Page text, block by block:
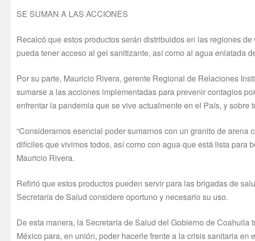
SE SUMAN A LAS ACCIONES
Recalcó que estos productos serán distribuidos en las regiones
pueda tener acceso al gel sanitizante, así como al agua enlatada
Por su parte, Mauricio Rivera, gerente Regional de Relaciones
sumarse a las acciones implementadas para prevenir contagios
enfrentar la pandemia que se vive actualmente en el País, y sobre
“Consideramos esencial poder sumarnos con un granito de
difíciles que vivimos todos, así como con agua que está lista para
Mauricio Rivera.
Refirió que estos productos pueden servir para las brigadas de
Secretaría de Salud considere oportuno y necesario su uso.
De esta manera, la Secretaría de Salud del Gobierno de
México para, en unión, poder hacerle frente a la crisis sanitaria